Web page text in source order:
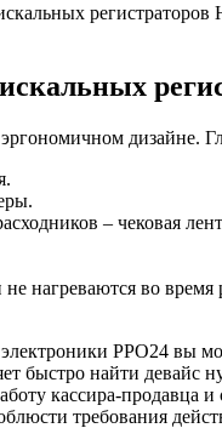
регистраторов
дизайне.
– чековая
нагреваются во время
РРО24 вы
быстро найти
кассира-
требования